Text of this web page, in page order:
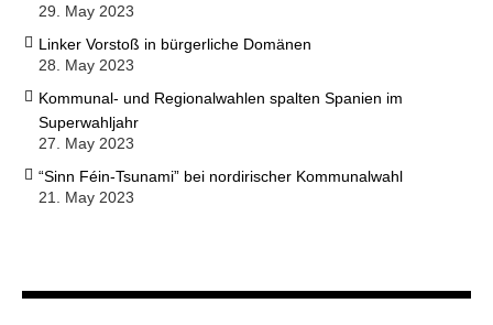
29. May 2023
Linker Vorstoß in bürgerliche Domänen
28. May 2023
Kommunal- und Regionalwahlen spalten Spanien im
Superwahljahr
27. May 2023
“Sinn Féin-Tsunami” bei nordirischer Kommunalwahl
21. May 2023